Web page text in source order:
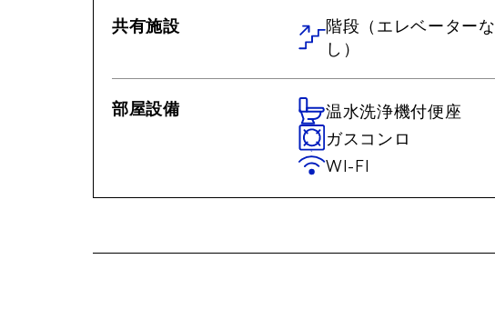
共有施設
階段（エレベーターな
し）
部屋設備 温水洗浄機付便座
ガスコンロ
WI-FI